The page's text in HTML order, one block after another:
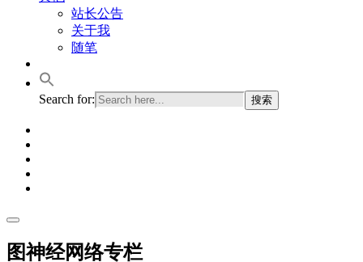
站长公告
关于我
随笔
Search for:
图神经网络专栏